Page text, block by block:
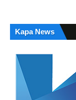
Kapa News